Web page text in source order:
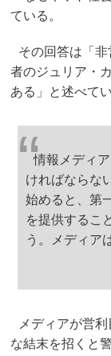
ている。
その回答は「
者のジュリア・
ある」と述べて
情報メディ
ければならな
始めると、第
を提供するこ
う。メディア
メディアが営
な結末を招くと